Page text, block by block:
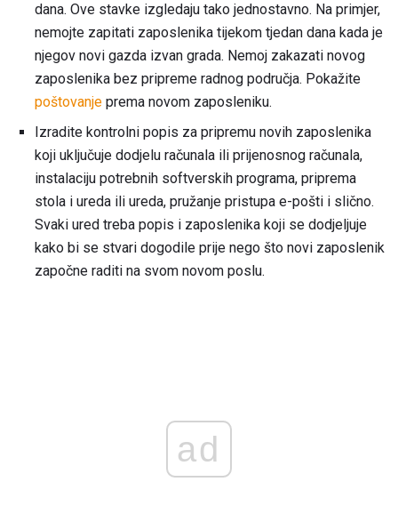
dana. Ove stavke izgledaju tako jednostavno. Na primjer,
nemojte zapitati zaposlenika tijekom tjedan dana kada je
njegov novi gazda izvan grada. Nemoj zakazati novog
zaposlenika bez pripreme radnog područja. Pokažite
poštovanje prema novom zaposleniku.
Izradite kontrolni popis za pripremu novih zaposlenika
koji uključuje dodjelu računala ili prijenosnog računala,
instalaciju potrebnih softverskih programa, priprema
stola i ureda ili ureda, pružanje pristupa e-pošti i slično.
Svaki ured treba popis i zaposlenika koji se dodjeljuje
kako bi se stvari dogodile prije nego što novi zaposlenik
započne raditi na svom novom poslu.
ad